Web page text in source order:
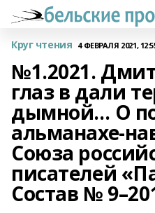
Круг чтения 4 ФЕВРАЛЯ 2021,
№1.2021.
глаз в дали
дымной… О
альманахе-
Союза
писателей
Состав №